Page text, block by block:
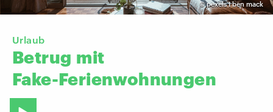
©pexels I ben mack
Urlaub
Betrug mit
Fake-Ferienwohnungen